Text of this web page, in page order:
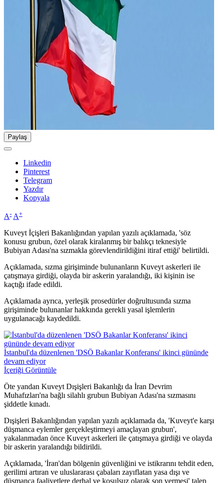
Paylaş
Linkedin
Pinterest
Telegram
Yazdır
Kopyala
A- A+
Kuveyt İçişleri Bakanlığından yapılan yazılı açıklamada, 'söz
konusu grubun, özel olarak kiralanmış bir balıkçı teknesiyle
Bubiyan Adası'na sızmakla görevlendirildiğini itiraf ettiği' belirtildi.
Açıklamada, sızma girişiminde bulunanların Kuveyt askerleri ile
çatışmaya girdiği, olayda bir askerin yaralandığı, iki kişinin ise
kaçtığı ifade edildi.
Açıklamada ayrıca, yerleşik prosedürler doğrultusunda sızma
girişiminde bulunanlar hakkında gerekli yasal işlemlerin
uygulanacağı kaydedildi.
İstanbul'da düzenlenen 'DSÖ Bakanlar Konferansı' ikinci gününde
devam ediyor
İçeriği Görüntüle
Öte yandan Kuveyt Dışişleri Bakanlığı da İran Devrim
Muhafızları'na bağlı silahlı grubun Bubiyan Adası'na sızmasını
şiddetle kınadı.
Dışişleri Bakanlığından yapılan yazılı açıklamada da, 'Kuveyt'e karşı
düşmanca eylemler gerçekleştirmeyi amaçlayan grubun',
yakalanmadan önce Kuveyt askerleri ile çatışmaya girdiği ve olayda
bir askerin yaralandığı bildirildi.
Açıklamada, 'İran'dan bölgenin güvenliğini ve istikrarını tehdit eden,
gerilimi artıran ve uluslararası çabaları zayıflatan yasa dışı ve
düşmanca faaliyetlere derhal ve koşulsuz olarak son vermesi' talep